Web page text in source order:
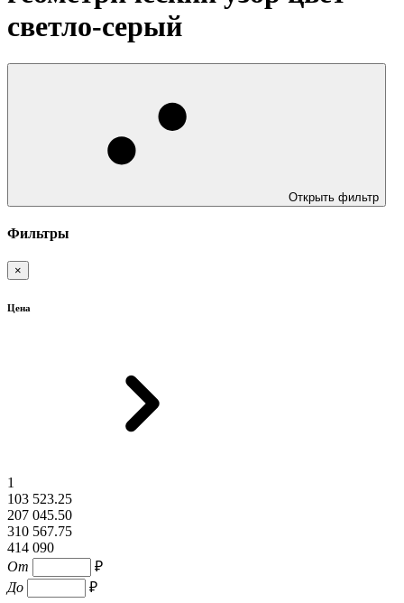
светло-серый
Открыть фильтр
Фильтры
×
Цена
1
103 523.25
207 045.50
310 567.75
414 090
От
₽
До
₽